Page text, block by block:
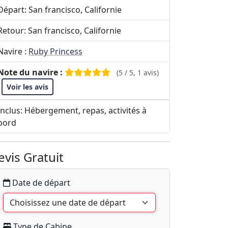
San francisco, Californie
San francisco, Californie
: Ruby Princess
du navire :
(5 / 5, 1 avis)
Voir les avis
Hébergement, repas, activités à
Gratuit
Date de départ